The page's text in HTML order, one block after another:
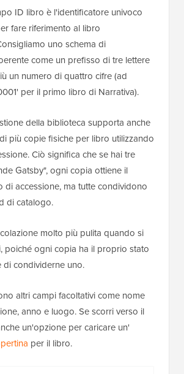
ID libro è l'identificatore univoco
fare riferimento al libro
uno schema di
come un prefisso di tre lettere
un numero di quattro cifre (ad
per il primo libro di Narrativa).
della biblioteca supporta anche
più copie fisiche per libro utilizzando
Ciò significa che se hai tre
Gatsby", ogni copia ottiene il
di accessione, ma tutte condividono
di catalogo.
molto più pulita quando si
poiché ogni copia ha il proprio stato
di condividerne uno.
altri campi facoltativi come nome
anno e luogo. Se scorri verso il
un'opzione per caricare un'
per il libro.